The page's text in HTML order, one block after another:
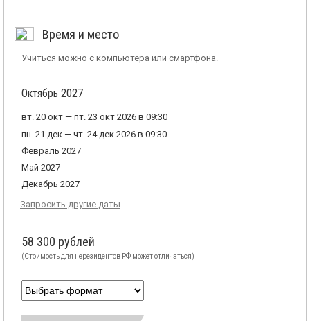
Время и место
Учиться можно с компьютера или смартфона.
Октябрь 2027
вт. 20 окт — пт. 23 окт 2026 в 09:30
пн. 21 дек — чт. 24 дек 2026 в 09:30
Февраль 2027
Май 2027
Декабрь 2027
Запросить другие даты
58 300 рублей
(Стоимость для нерезидентов РФ может отличаться)